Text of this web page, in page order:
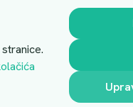
Ova